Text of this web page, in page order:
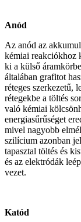
Anód
Az anód az
kémiai reakciókhoz
ki a külső
általában grafitot
réteges szerkezetű,
rétegekbe a töltés
való kémiai
energiasűrűséget
mivel nagyobb
szilícium azonban
tapasztal töltés és
és az elektródák
vezet.
Katód